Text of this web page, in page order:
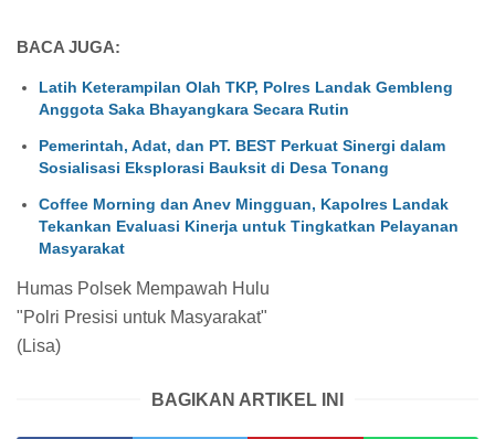
BACA JUGA:
Latih Keterampilan Olah TKP, Polres Landak Gembleng
Anggota Saka Bhayangkara Secara Rutin
Pemerintah, Adat, dan PT. BEST Perkuat Sinergi dalam
Sosialisasi Eksplorasi Bauksit di Desa Tonang
Coffee Morning dan Anev Mingguan, Kapolres Landak
Tekankan Evaluasi Kinerja untuk Tingkatkan Pelayanan
Masyarakat
Humas Polsek Mempawah Hulu
"Polri Presisi untuk Masyarakat"
(Lisa)
BAGIKAN ARTIKEL INI